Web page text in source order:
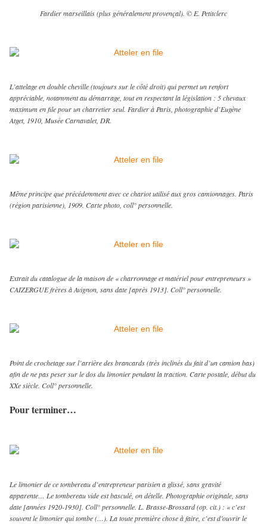
Fardier marseillais (plus généralement provençal). © E. Petitclerc
L’attelage en double cheville (toujours sur le côté droit) qui permet un renfort
appréciable, notamment au démarrage, tout en respectant la législation : 5 chevaux
maximum en file pour un charretier seul. Fardier à Paris, photographie d’Eugène
Atget, 1910, Musée Carnavalet, DR.
Même principe que précédemment avec ce chariot utilisé aux gros camionnages. Paris
(région parisienne), 1909. Carte photo, coll° personnelle.
Extrait du catalogue de la maison de « charronnage et matériel pour entrepreneurs »
CAIZERGUE frères à Avignon, sans date [après 1913]. Coll° personnelle.
Point de crochetage sur l’arrière des brancards (très inclinés du fait d’un camion bas)
afin de ne pas peser sur le dos du limonier pendant la traction. Carte postale, début du
XXe siècle. Coll° personnelle.
Pour terminer…
Le limonier de ce tombereau d’entrepreneur parisien a glissé, sans gravité
apparente… Le tombereau vide est basculé, on dételle. Photographie originale, sans
date [années 1920-1930]. Coll° personnelle. L. Brasse-Brossard (op. cit.) : « c’est
souvent le limonier qui tombe (…). La toute première chose à faire, c’est d’ouvrir le